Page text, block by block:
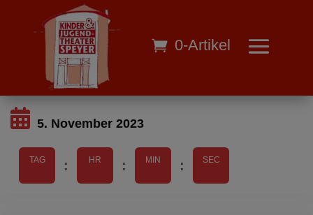
0-Artikel
5. November 2023
TAG : HR : MIN : SEC